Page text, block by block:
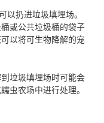
扔进垃圾填埋场。
或公共垃圾桶的袋子
以将可生物降解的宠
垃圾填埋场时可能会
虫农场中进行处理。